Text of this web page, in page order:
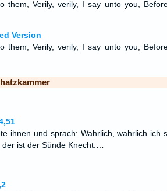
them, Verily, verily, I say unto you,
Version
them, Verily, verily, I say unto you,
ihnen und sprach: Wahrlich, wahrlich ich
ist der Sünde Knecht.…